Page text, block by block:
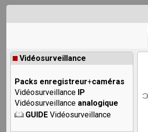
Vidéosurveillance
Packs enregistreur+caméras
Vidéosurveillance IP
Vidéosurveillance analogique
GUIDE Vidéosurveillance